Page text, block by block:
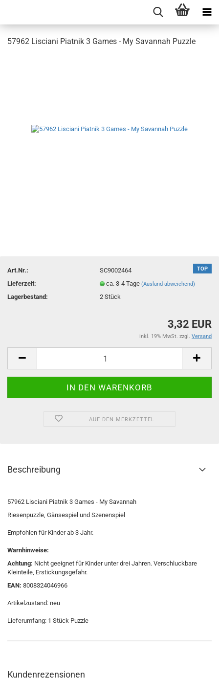
57962 Lisciani Piatnik 3 Games - My Savannah Puzzle
TOP
Art.Nr.:
SC9002464
Lieferzeit:
ca. 3-4 Tage(Ausland abweichend)
Lagerbestand: 2Stück
3,32 EUR
inkl. 19% MwSt. zzgl. Versand
AUF DEN MERKZETTEL
Beschreibung
57962 Lisciani Piatnik 3 Games - My Savannah
Riesenpuzzle, Gänsespiel und Szenenspiel
Empfohlen für Kinder ab 3 Jahr.
Warnhinweise:
Achtung: Nicht geeignet für Kinder unter drei Jahren. Verschluckbare
Kleinteile, Erstickungsgefahr.
EAN: 8008324046966
Artikelzustand: neu
Lieferumfang: 1 Stück Puzzle
Kundenrezensionen